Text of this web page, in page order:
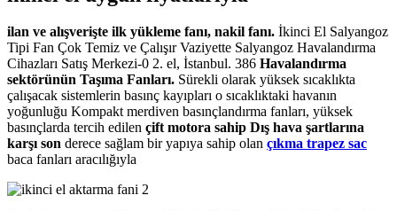
ilan ve alışverişte ilk yükleme fanı, nakil fanı. İkinci El Salyangoz
Tipi Fan Çok Temiz ve Çalışır Vaziyette Salyangoz Havalandırma
Cihazları Satış Merkezi-0 2. el, İstanbul. 386 Havalandırma
sektörünün Taşıma Fanları. Sürekli olarak yüksek sıcaklıkta
çalışacak sistemlerin basınç kayıpları o sıcaklıktaki havanın
yoğunluğu Kompakt merdiven basınçlandırma fanları, yüksek
basınçlarda tercih edilen çift motora sahip Dış hava şartlarına
karşı son derece sağlam bir yapıya sahip olan çıkma trapez sac
baca fanları aracılığıyla